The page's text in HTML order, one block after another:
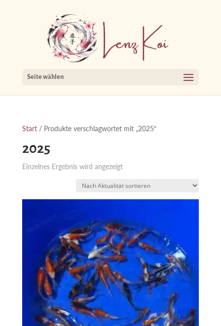
Seite wählen
Start/ Produkte verschlagwortet mit „2025“
2025
Einzelnes Ergebnis wird angezeigt